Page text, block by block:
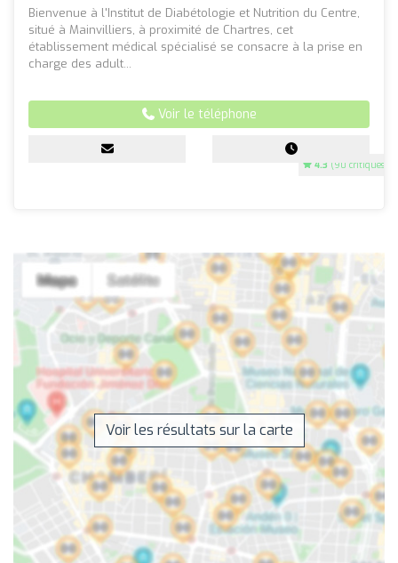
4.3 (90 critiques)
Bienvenue à l'Institut de Diabétologie et Nutrition du Centre,
situé à Mainvilliers, à proximité de Chartres, cet
établissement médical spécialisé se consacre à la prise en
charge des adult...
Voir le téléphone
Voir les résultats sur la carte